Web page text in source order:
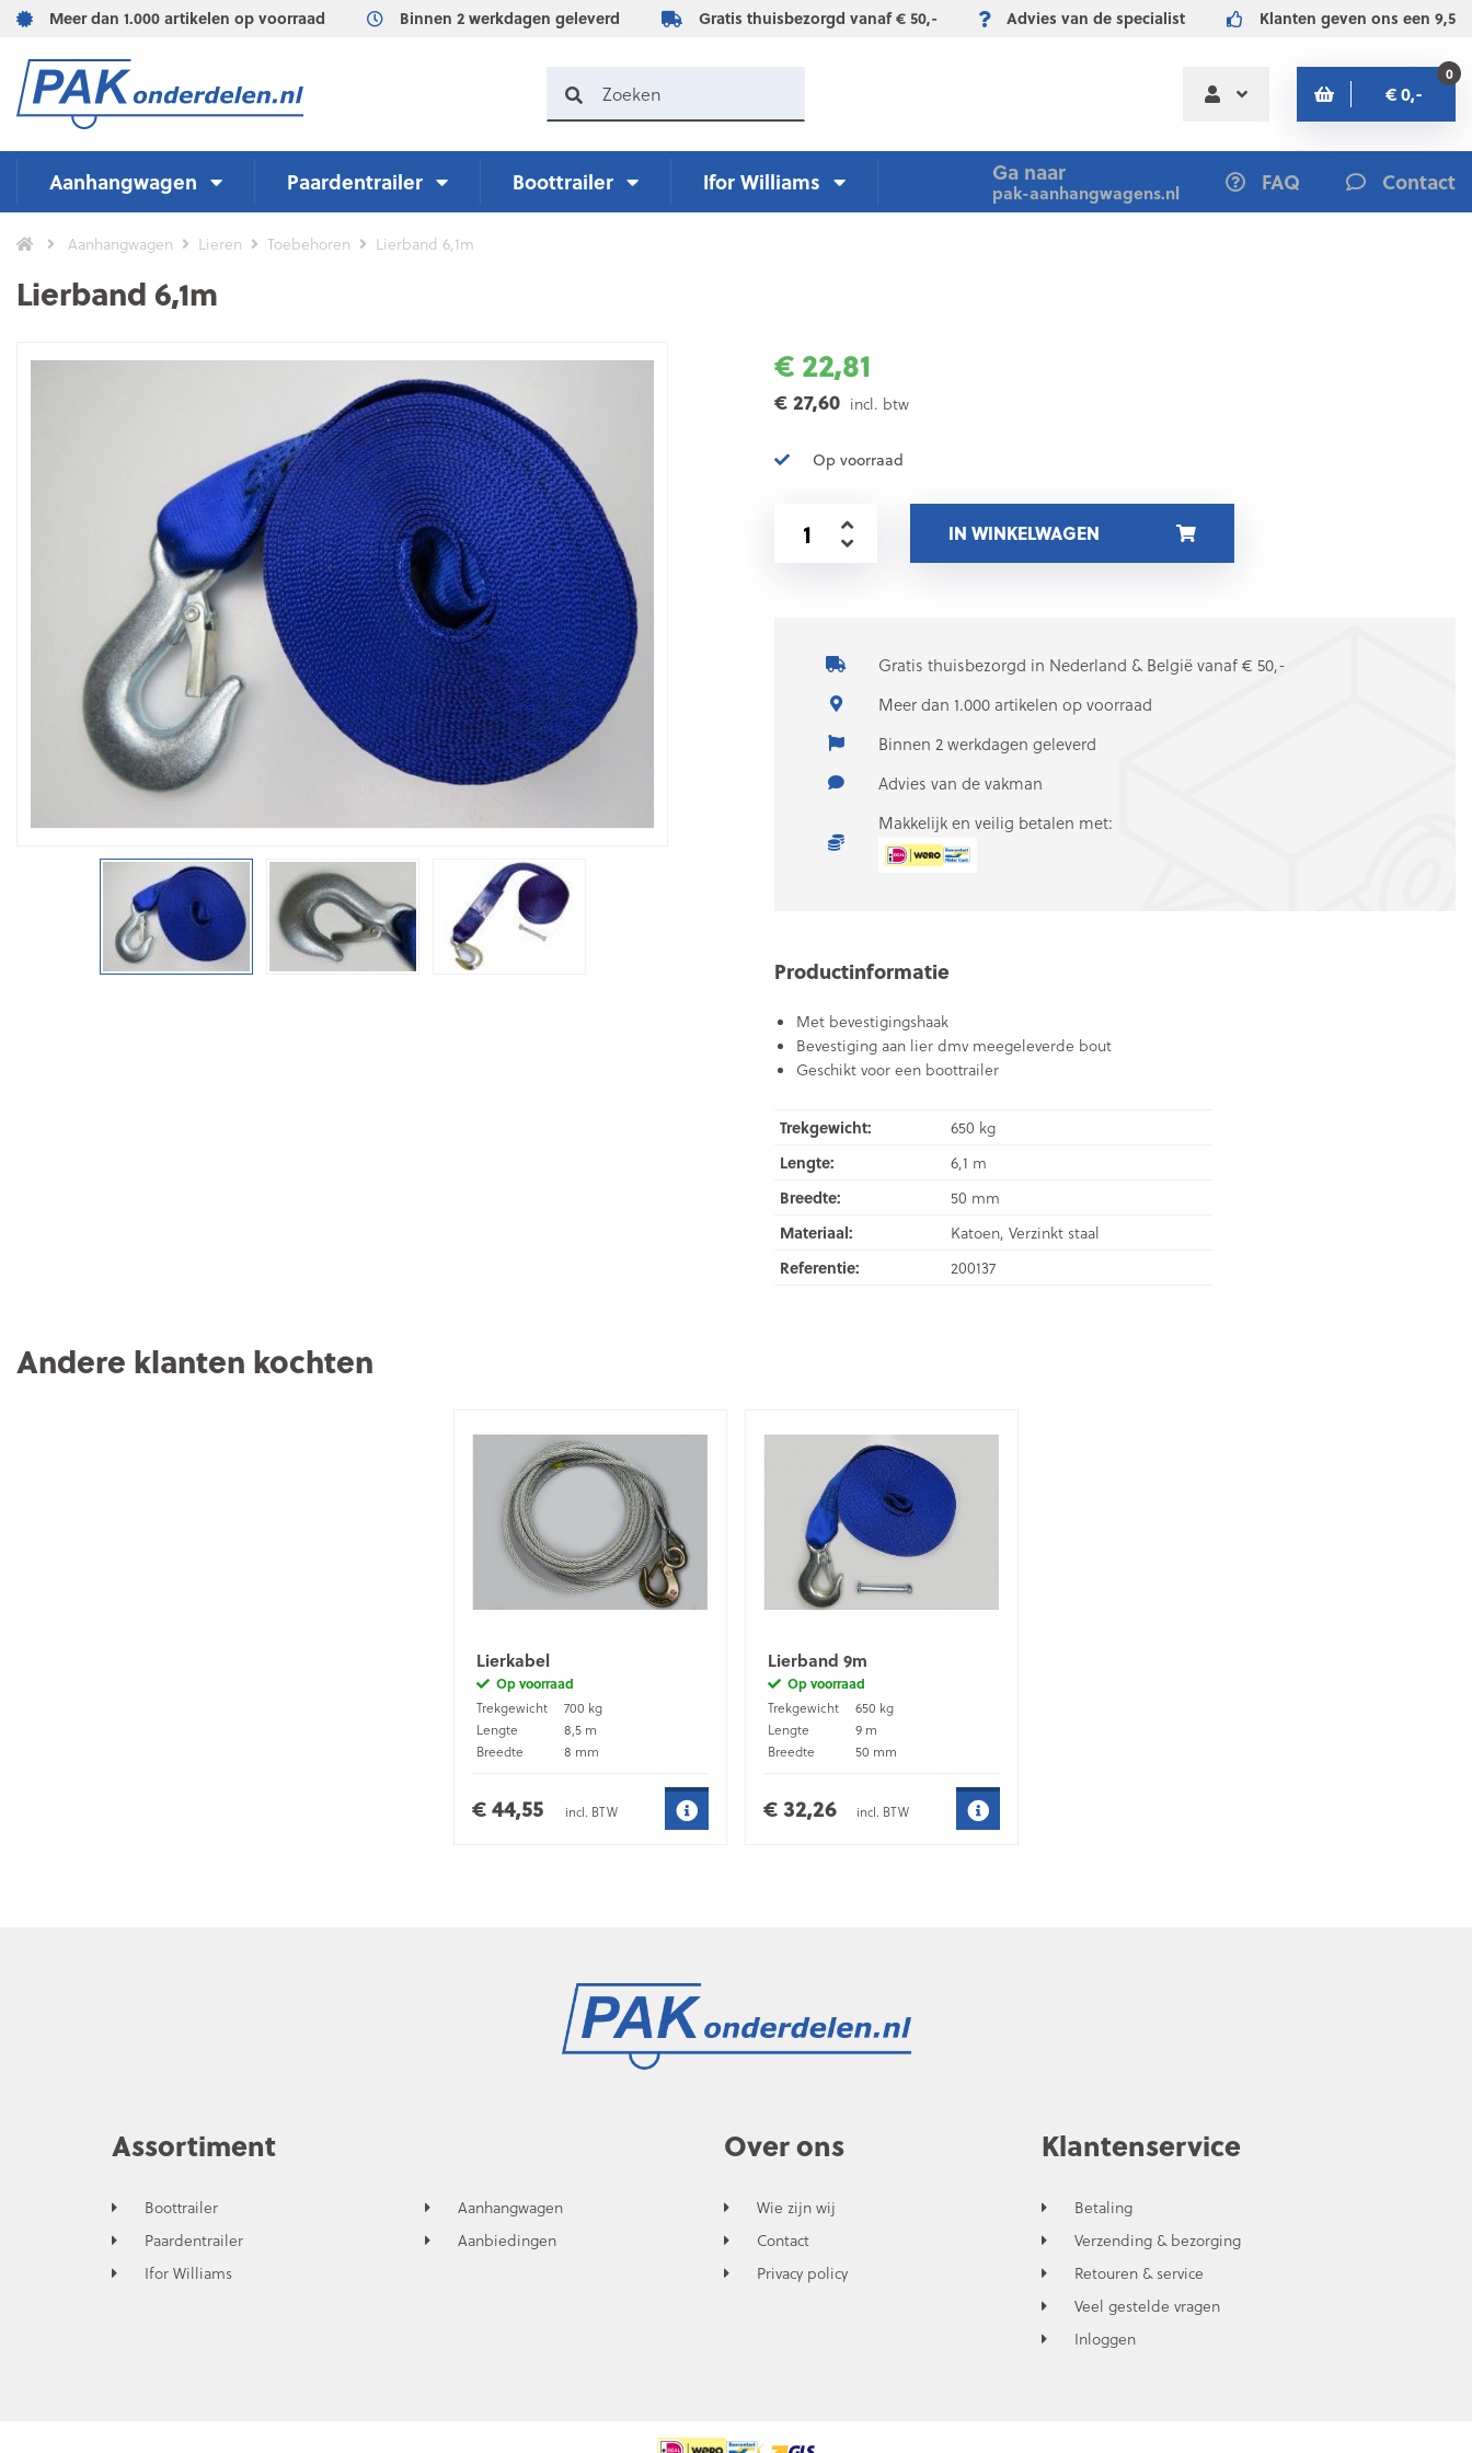
Meer dan 1.000 artikelen op voorraad Binnen 2 werkdagen geleverd Gratis thuisbezorgd vanaf € 50,- Advies van de specialist Klanten geven ons een 9,5
€ 0,-
0
Aanhangwagen Paardentrailer Boottrailer Ifor Williams Ga naar
pak-aanhangwagens.nl FAQ Contact
Aanhangwagen Lieren Toebehoren Lierband 6,1m
Lierband 6,1m
€ 22,81
€ 27,60 incl. btw
Op voorraad
IN WINKELWAGEN
Gratis thuisbezorgd in Nederland & België vanaf € 50,-
Meer dan 1.000 artikelen op voorraad
Binnen 2 werkdagen geleverd
Advies van de vakman
Makkelijk en veilig betalen met:
Productinformatie
Met bevestigingshaak
Bevestiging aan lier dmv meegeleverde bout
Geschikt voor een boottrailer
Trekgewicht:
650 kg
Lengte:
6,1 m
Breedte:
50 mm
Materiaal:
Katoen, Verzinkt staal
Referentie:
200137
Andere klanten kochten
Lierkabel
Op voorraad
Trekgewicht
700 kg
Lengte
8,5 m
Breedte
8 mm
€ 44,55 incl. BTW
Lierband 9m
Op voorraad
Trekgewicht
650 kg
Lengte
9 m
Breedte
50 mm
€ 32,26 incl. BTW
Assortiment
Boottrailer
Paardentrailer
Ifor Williams
Aanhangwagen
Aanbiedingen
Over ons
Wie zijn wij
Contact
Privacy policy
Klantenservice
Betaling
Verzending & bezorging
Retouren & service
Veel gestelde vragen
Inloggen